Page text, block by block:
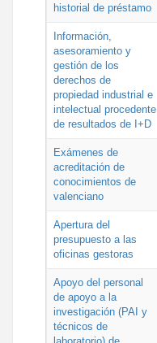
historial de préstamo
Información,
asesoramiento y
gestión de los
derechos de
propiedad industrial e
intelectual procedente
de resultados de I+D
Exámenes de
acreditación de
conocimientos de
valenciano
Apertura del
presupuesto a las
oficinas gestoras
Apoyo del personal
de apoyo a la
investigación (PAI y
técnicos de
laboratorio) de